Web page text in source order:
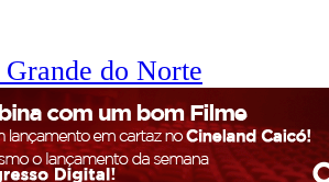
do Norte